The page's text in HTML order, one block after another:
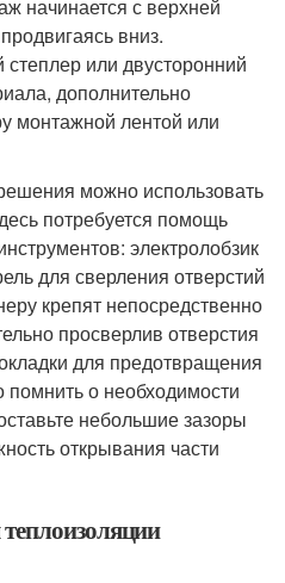
начинается с верхней
вниз.
или двусторонний
дополнительно
монтажной лентой или
можно использовать
потребуется помощь
электролобзик
для сверления отверстий
крепят непосредственно
просверлив отверстия
для предотвращения
о необходимости
небольшие зазоры
открывания части